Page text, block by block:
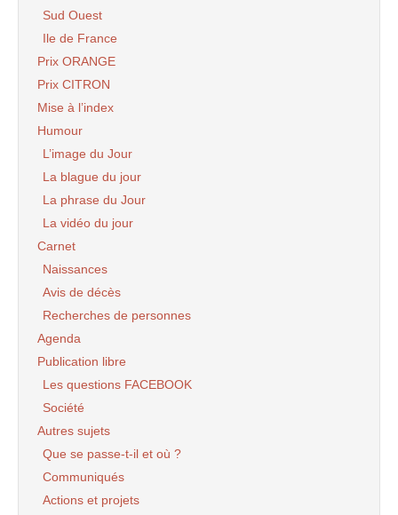
Sud Ouest
Ile de France
Prix ORANGE
Prix CITRON
Mise à l’index
Humour
L’image du Jour
La blague du jour
La phrase du Jour
La vidéo du jour
Carnet
Naissances
Avis de décès
Recherches de personnes
Agenda
Publication libre
Les questions FACEBOOK
Société
Autres sujets
Que se passe-t-il et où ?
Communiqués
Actions et projets